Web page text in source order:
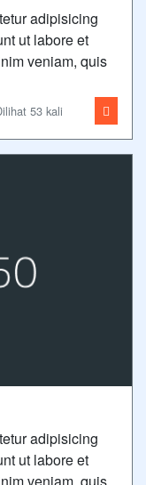
adipisicing
ut labore et
veniam, quis
53 kali
adipisicing
ut labore et